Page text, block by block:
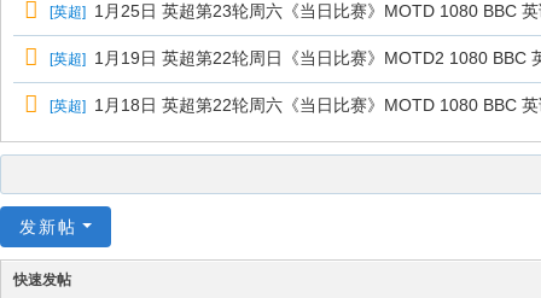
[英超] 1月25日 英超第23轮周六《当日比赛》MOTD 1080 BBC
[英超] 1月19日 英超第22轮周日《当日比赛》MOTD2 1080 BBC
[英超] 1月18日 英超第22轮周六《当日比赛》MOTD 1080 BBC
发新帖
快速发帖